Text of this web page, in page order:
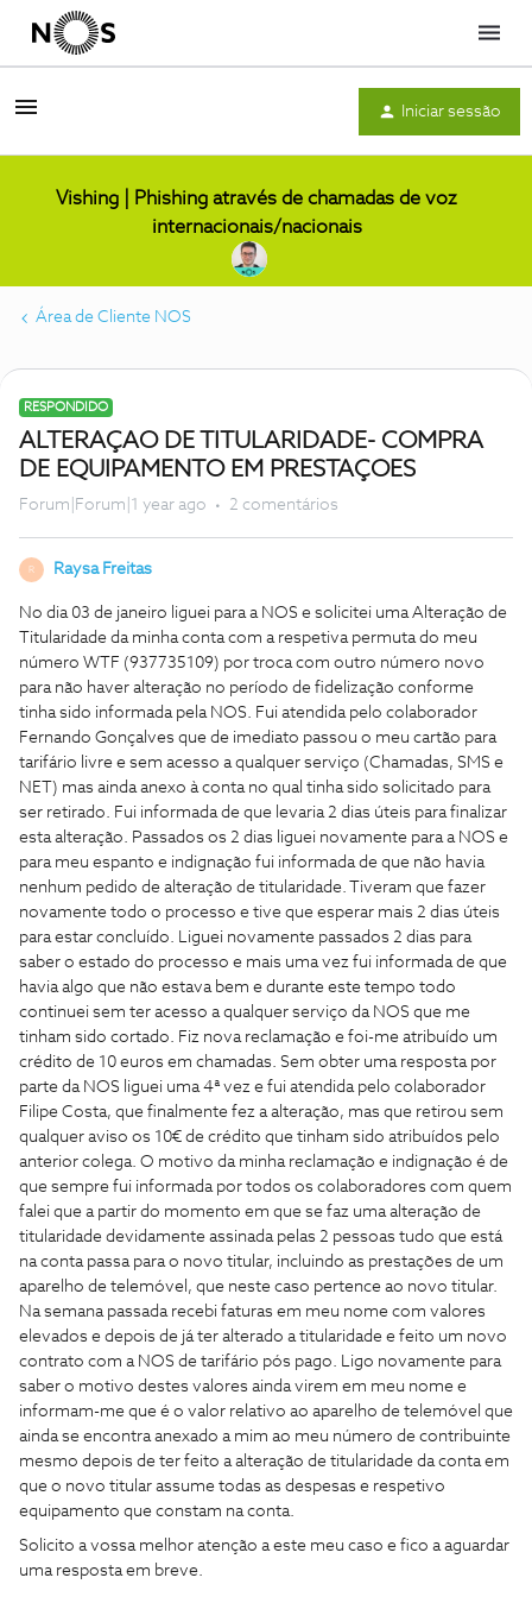
Menu
Iniciar sessão
Vishing | Phishing através de chamadas de voz
internacionais/nacionais
Área de Cliente NOS
RESPONDIDO
ALTERAÇAO DE TITULARIDADE- COMPRA
DE EQUIPAMENTO EM PRESTAÇOES
Forum|Forum|1 year ago 2 comentários
R Raysa Freitas
No dia 03 de janeiro liguei para a NOS e solicitei uma Alteração de
Titularidade da minha conta com a respetiva permuta do meu
número WTF (937735109) por troca com outro número novo
para não haver alteração no período de fidelização conforme
tinha sido informada pela NOS. Fui atendida pelo colaborador
Fernando Gonçalves que de imediato passou o meu cartão para
tarifário livre e sem acesso a qualquer serviço (Chamadas, SMS e
NET) mas ainda anexo à conta no qual tinha sido solicitado para
ser retirado. Fui informada de que levaria 2 dias úteis para finalizar
esta alteração. Passados os 2 dias liguei novamente para a NOS e
para meu espanto e indignação fui informada de que não havia
nenhum pedido de alteração de titularidade. Tiveram que fazer
novamente todo o processo e tive que esperar mais 2 dias úteis
para estar concluído. Liguei novamente passados 2 dias para
saber o estado do processo e mais uma vez fui informada de que
havia algo que não estava bem e durante este tempo todo
continuei sem ter acesso a qualquer serviço da NOS que me
tinham sido cortado. Fiz nova reclamação e foi-me atribuído um
crédito de 10 euros em chamadas. Sem obter uma resposta por
parte da NOS liguei uma 4ª vez e fui atendida pelo colaborador
Filipe Costa, que finalmente fez a alteração, mas que retirou sem
qualquer aviso os 10€ de crédito que tinham sido atribuídos pelo
anterior colega. O motivo da minha reclamação e indignação é de
que sempre fui informada por todos os colaboradores com quem
falei que a partir do momento em que se faz uma alteração de
titularidade devidamente assinada pelas 2 pessoas tudo que está
na conta passa para o novo titular, incluindo as prestações de um
aparelho de telemóvel, que neste caso pertence ao novo titular.
Na semana passada recebi faturas em meu nome com valores
elevados e depois de já ter alterado a titularidade e feito um novo
contrato com a NOS de tarifário pós pago. Ligo novamente para
saber o motivo destes valores ainda virem em meu nome e
informam-me que é o valor relativo ao aparelho de telemóvel que
ainda se encontra anexado a mim ao meu número de contribuinte
mesmo depois de ter feito a alteração de titularidade da conta em
que o novo titular assume todas as despesas e respetivo
equipamento que constam na conta.
Solicito a vossa melhor atenção a este meu caso e fico a aguardar
uma resposta em breve.